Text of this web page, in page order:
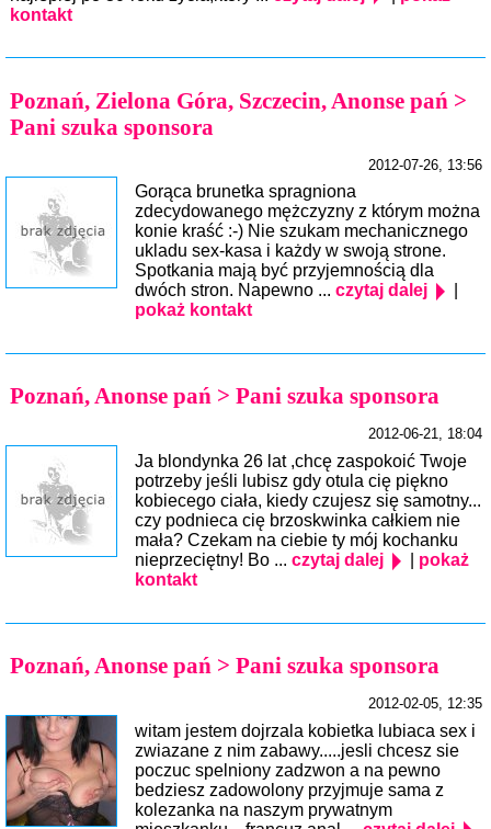
kontakt
Poznań, Zielona Góra, Szczecin, Anonse pań >
Pani szuka sponsora
2012-07-26, 13:56
Gorąca brunetka spragniona
zdecydowanego mężczyzny z którym można
konie kraść :-) Nie szukam mechanicznego
ukladu sex-kasa i każdy w swoją strone.
Spotkania mają być przyjemnością dla
dwóch stron. Napewno ... czytaj dalej
pokaż kontakt
Poznań, Anonse pań > Pani szuka sponsora
2012-06-21, 18:04
Ja blondynka 26 lat ,chcę zaspokoić Twoje
potrzeby jeśli lubisz gdy otula cię piękno
kobiecego ciała, kiedy czujesz się samotny...
czy podnieca cię brzoskwinka całkiem nie
mała? Czekam na ciebie ty mój kochanku
nieprzeciętny! Bo ... czytaj dalej
pokaż
kontakt
Poznań, Anonse pań > Pani szuka sponsora
2012-02-05, 12:35
witam jestem dojrzala kobietka lubiaca sex i
zwiazane z nim zabawy.....jesli chcesz sie
poczuc spelniony zadzwon a na pewno
bedziesz zadowolony przyjmuje sama z
kolezanka na naszym prywatnym